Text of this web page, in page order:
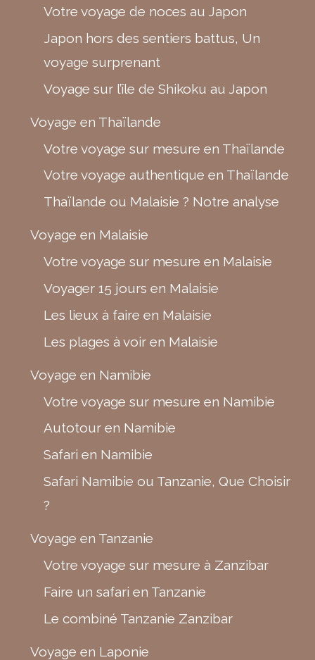
Votre voyage de noces au Japon
Japon hors des sentiers battus, Un
voyage surprenant
Voyage sur l’île de Shikoku au Japon
Voyage en Thaïlande
Votre voyage sur mesure en Thaïlande
Votre voyage authentique en Thaïlande
Thaïlande ou Malaisie ? Notre analyse
Voyage en Malaisie
Votre voyage sur mesure en Malaisie
Voyager 15 jours en Malaisie
Les lieux à faire en Malaisie
Les plages à voir en Malaisie
Voyage en Namibie
Votre voyage sur mesure en Namibie
Autotour en Namibie
Safari en Namibie
Safari Namibie ou Tanzanie, Que Choisir
?
Voyage en Tanzanie
Votre voyage sur mesure à Zanzibar
Faire un safari en Tanzanie
Le combiné Tanzanie Zanzibar
Voyage en Laponie